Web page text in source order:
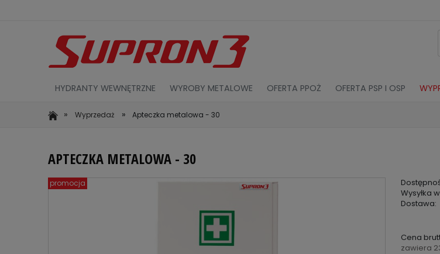
HYDRANTY WEWNĘTRZNE WYROBY METALOWE OFERTA PPOŻ OFERTA PSP I OSP
» Wyprzedaż » Apteczka metalowa - 30
APTECZKA METALOWA - 30
promocja
Wysyłka
Dostawa:
Cena
zawiera